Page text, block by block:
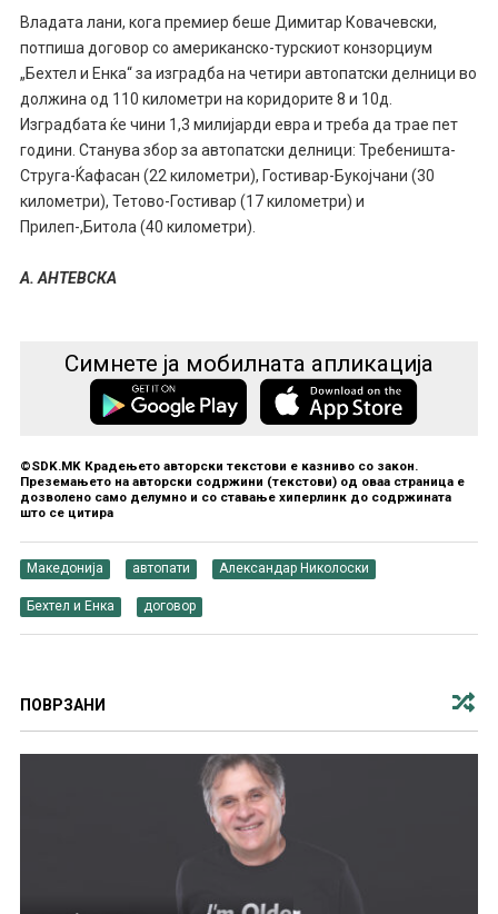
Владата лани, кога премиер беше Димитар Ковачевски,
потпиша договор со американско-турскиот конзорциум
„Бехтел и Енка“ за изградба на четири автопатски делници во
должина од 110 километри на коридорите 8 и 10д.
Изградбата ќе чини 1,3 милијарди евра и треба да трае пет
години. Станува збор за автопатски делници: Требеништа-
Струга-Ќафасан (22 километри), Гостивар-Букојчани (30
километри), Тетово-Гостивар (17 километри) и
Прилеп-,Битола (40 километри).
А. АНТЕВСКА
Симнете ја мобилната апликација
©SDK.MK Крадењето авторски текстови е казниво со закон.
Преземањето на авторски содржини (текстови) од оваа страница е
дозволено само делумно и со ставање хиперлинк до содржината
што се цитира
Македонија автопати Александар Николоски
Бехтел и Енка договор
ПОВРЗАНИ